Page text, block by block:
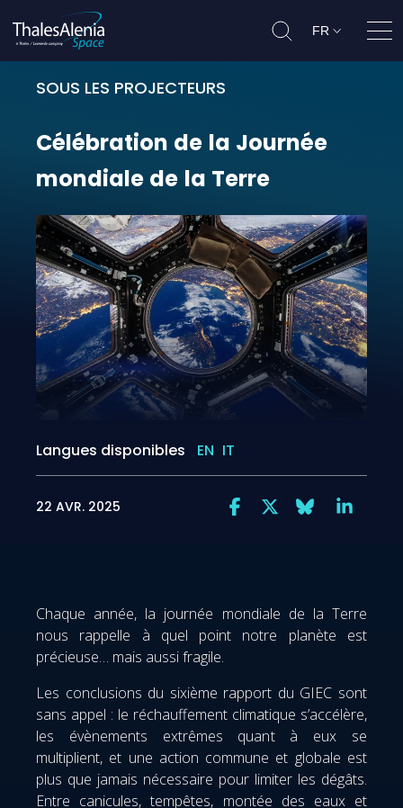
FR
SOUS LES PROJECTEURS
Célébration de la Journée
Célébration de la Journée
mondiale de la Terre
Langues disponibles EN IT
22 AVR. 2025
Chaque année, la journée mondiale de la Terre
nous rappelle à quel point notre planète est
précieuse… mais aussi fragile.
Les conclusions du sixième rapport du GIEC sont
sans appel : le réchauffement climatique s’accélère,
les évènements extrêmes quant à eux se
multiplient, et une action commune et globale est
plus que jamais nécessaire pour limiter les dégâts.
Entre canicules, tempêtes, montée des eaux et